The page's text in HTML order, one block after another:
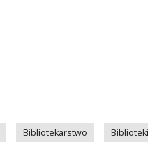
Bibliotekarstwo